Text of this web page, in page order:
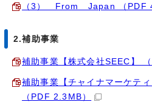
（3） From Japan （PDF
2.補助事業
補助事業【株式会社SEEC】
補助事業【チャイナマーケテ
（PDF 2.3MB）